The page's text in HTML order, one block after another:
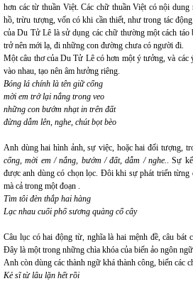
hơn các từ thuần Việt. Các chữ thuần Việt có nội
hồ, trừu tượng, vốn có khi cần thiết, như trong tác
của Du Tử Lê là sử dụng các chữ thường một cách táo
trở nên mới lạ, đi những con đường chưa có người đi.
Một câu thơ của Du Tử Lê có hơn một ý tưởng, và các
vào nhau, tạo nên âm hưởng riêng.
Bóng lá chính là tên giữ cổng
mời em trở lại nắng trong veo
những con bướm nhạt in trên đất
đừng dẫm lên, nghe, chút bọt bèo
Anh dùng hai hình ảnh, sự việc, hoặc hai đối tượng,
cổng, mời em / nắng, bướm / đất, dẫm / nghe.. Sự
được anh dùng có chọn lọc. Đôi khi sự phát triển từng
mà cả trong một đoạn .
Tìm tôi đèn thắp hai hàng
Lạc nhau cuối phố sương quàng cổ cây
Câu lục có hai động từ, nghĩa là hai mệnh đề, câu bát
Đây là một trong những chìa khóa của biến ảo ngôn
Anh còn dùng các thành ngữ khá thành công, biến các
Kẻ sĩ từ lâu lặn hết rồi